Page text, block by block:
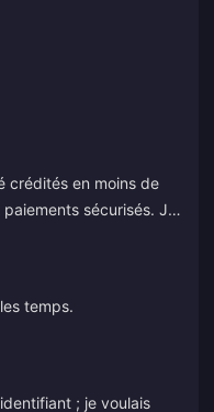
rendu anxieux, mais la
serait bien mieux si le
crédités en moins de
sécurisés. Je
temps.
; je voulais